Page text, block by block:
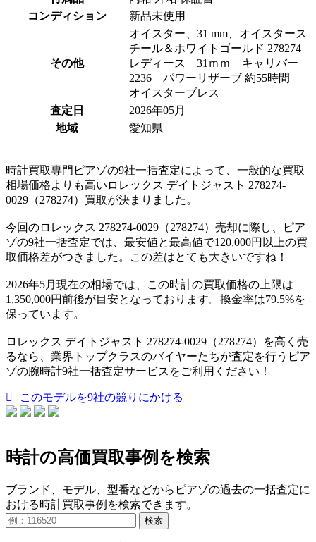
コンディション
新品未使用
その他
オイスター、31 mm、オイスタース
チール＆ホワイトゴールド 278274
レディース 31ｍｍ キャリバー
2236 パワーリザーブ 約55時間
オイスターブレス
査定日
2026年05月
地域
愛知県
時計買取専門ピアゾの9社一括査定によって、一般的な買取
相場価格よりも高いロレックス デイトジャスト 278274-
0029（278274）買取が決まりました。
今回のロレックス 278274-0029（278274）売却に際し、ピア
ゾの9社一括査定では、最安値と最高値で120,000円以上の買
取価格差がつきました。この差はとても大きいですね！
2026年5月現在の相場では、この時計の買取価格の上限は
1,350,000円前後が目安となっております。換金率は79.5%を
保っています。
ロレックス デイトジャスト 278274-0029（278274）を高く売
るなら、業界トップクラスのバイヤーたちが査定を行うピア
ゾの腕時計9社一括査定サービスをご利用ください！
このモデルを9社の競りにかける
時計の高価買取事例を検索
ブランド、モデル、型番などからピアゾの過去の一括査定に
おける時計買取事例を検索できます。
検索